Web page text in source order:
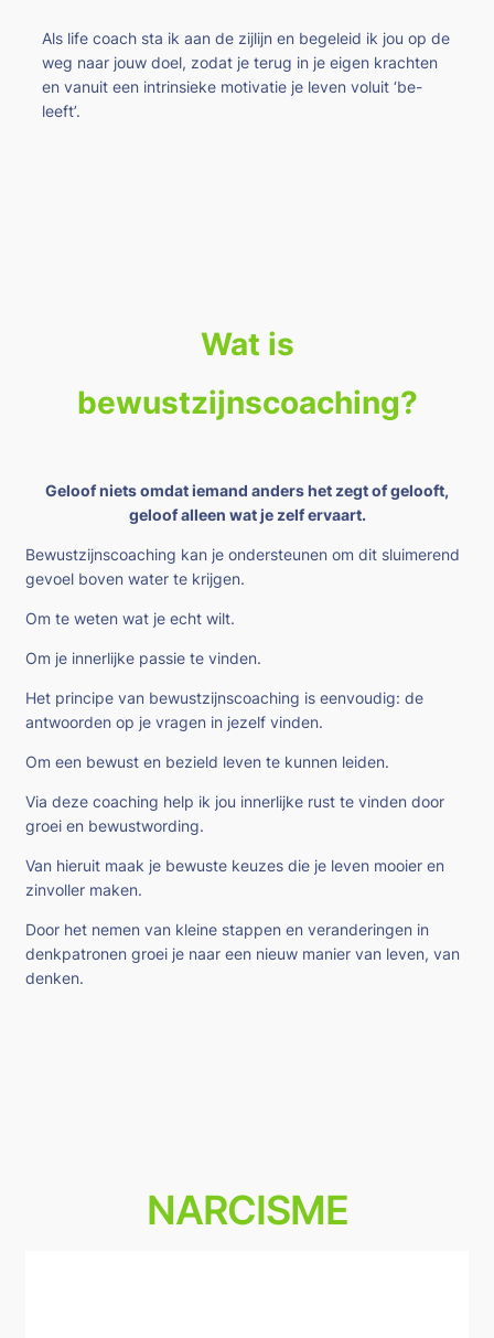
Als life coach sta ik aan de zijlijn en begeleid ik jou op de
weg naar jouw doel, zodat je terug in je eigen krachten
en vanuit een intrinsieke motivatie je leven voluit ‘be-
leeft’.
Wat is
bewustzijnscoaching?
Geloof niets omdat iemand anders het zegt of gelooft,
geloof alleen wat je zelf ervaart.
Bewustzijnscoaching kan je ondersteunen om dit sluimerend
gevoel boven water te krijgen.
Om te weten wat je echt wilt.
Om je innerlijke passie te vinden.
Het principe van bewustzijnscoaching is eenvoudig: de
antwoorden op je vragen in jezelf vinden.
Om een bewust en bezield leven te kunnen leiden.
Via deze coaching help ik jou innerlijke rust te vinden door
groei en bewustwording.
Van hieruit maak je bewuste keuzes die je leven mooier en
zinvoller maken.
Door het nemen van kleine stappen en veranderingen in
denkpatronen groei je naar een nieuw manier van leven, van
denken.
NARCISME